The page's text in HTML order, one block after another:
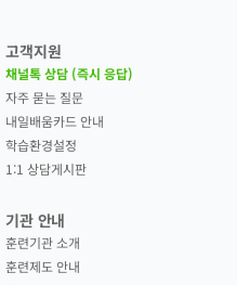
고객지원
채널톡 상담 (즉시 응답)
자주 묻는 질문
내일배움카드 안내
학습환경설정
1:1 상담게시판
기관 안내
훈련기관 소개
훈련제도 안내